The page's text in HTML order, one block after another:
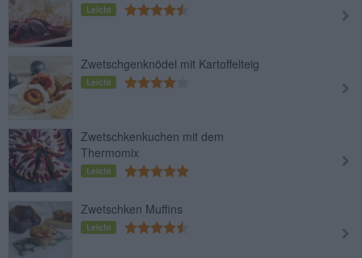
Leicht
Zwetschgenknödel mit Kartoffelteig
Leicht
Zwetschkenkuchen mit dem
Thermomix
Leicht
Zwetschken Muffins
Leicht